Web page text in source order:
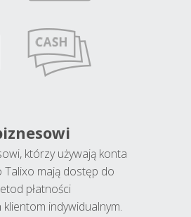
którzy używają konta
Talixo mają dostęp do
płatności
indywidualnym.